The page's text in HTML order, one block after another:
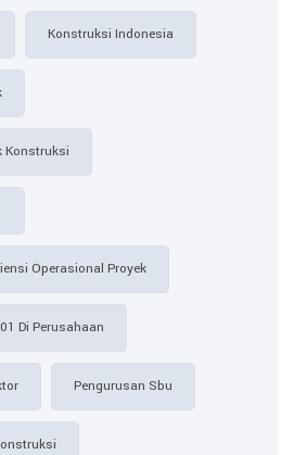
Konstruksi Indonesia
Konstruksi
Operasional Proyek
Di Perusahaan
Pengurusan Sbu